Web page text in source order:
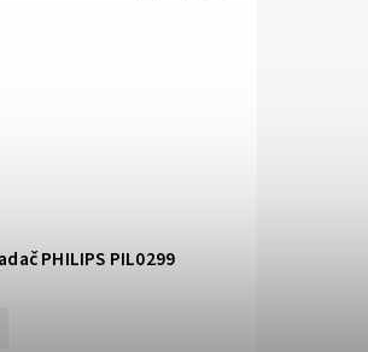
PHILIPS PIL0299